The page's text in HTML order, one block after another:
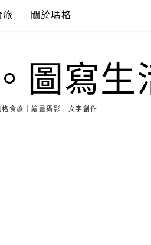
旅 關於瑪格
圖寫生
格食旅｜繪畫攝影｜文字創作